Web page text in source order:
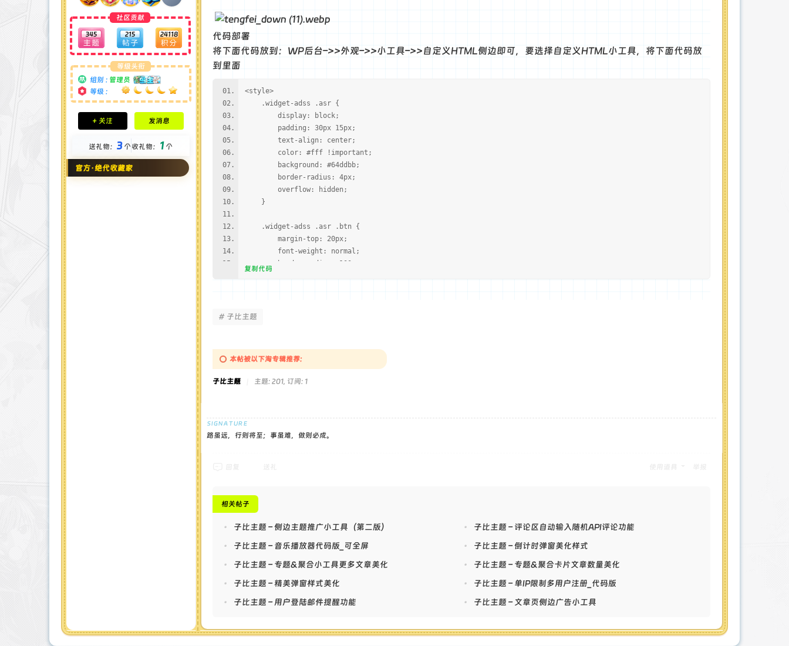
社区贡献
345 215 24118
等级头衔
组别 : 管理员
等级 :
积分成就
钻石 : 185 颗
金币 : 4 枚
在线时间 : 1951 小时
注册时间 : 2024-11-22
最后登录 : 2026-8-4
+ 关注 发消息
送礼物： 3个收礼物： 1 个
官方·绝代收藏家
代码部署
将下面代码放到：WP后台–>>外观–>>小工具–>>自定义HTML侧边即可，要选择自定义HTML小工具，将下面代码放
到里面
<style>
.widget-adss .asr {
display: block;
padding: 30px 15px;
text-align: center;
color: #fff !important;
background: #64ddbb;
border-radius: 4px;
overflow: hidden;
}
.widget-adss .asr .btn {
margin-top: 20px;
font-weight: normal;
border-radius: 100px;
-moz-transition: all .3s ease-in-out;
line-height: inherit;
}
.btn-outline {
border: 1px solid #fff;
}
}
.ztw-bj {
background-image: linear-gradient(#fc423c 33.19%, #f6f1f1 71.01%, #25a6a2);
color: #fff;
}
<div class="colorful-make" style="transform: rotate(-9deg) scale(0.7);"></div>
复制代码
# 子比主题
本帖被以下淘专辑推荐:
子比主题 主题: 201, 订阅: 1
路虽远，行则将至；事虽难，做则必成。
相关帖子
• 子比主题 – 侧边主题推广小工具（第二版） •
子比主题 – 评论区自动输入随机API评论功能
•
子比主题 – 音乐播放器代码版_可全屏 •
子比主题 – 倒计时弹窗美化样式
•
子比主题 – 专题&聚合小工具更多文章美化 •
子比主题 – 专题&聚合卡片文章数量美化
•
子比主题 – 精美弹窗样式美化 •
子比主题 – 单IP限制多用户注册_代码版
•
子比主题 – 用户登陆邮件提醒功能 • 子比主题 – 文章页侧边广告小工具